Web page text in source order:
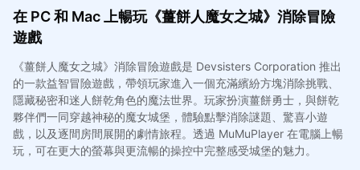
在 PC 和 Mac 上暢玩《薑餅人魔女之城》消除冒險
遊戲
《薑餅人魔女之城》消除冒險遊戲是 Devsisters Corporation 推出
的一款益智冒險遊戲，帶領玩家進入一個充滿繽紛方塊消除挑戰、
隱藏秘密和迷人餅乾角色的魔法世界。玩家扮演薑餅勇士，與餅乾
夥伴們一同穿越神秘的魔女城堡，體驗點擊消除謎題、驚喜小遊
戲，以及逐間房間展開的劇情旅程。透過 MuMuPlayer 在電腦上暢
玩，可在更大的螢幕與更流暢的操控中完整感受城堡的魅力。